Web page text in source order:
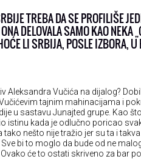
TREBA DA SE PROFILIŠE
DELOVALA SAMO KAO NEKA
LI SRBIJA, POSLE IZBORA,
Aleksandra Vučića na dijalog?
tajnim mahinacijama i
u sastavu Junajted grupe. Kao
istinu kada je odlučno poricao
tako nešto nije tražio jer su ta i
bi to moglo da bude od ne
će to ostati skriveno za bar